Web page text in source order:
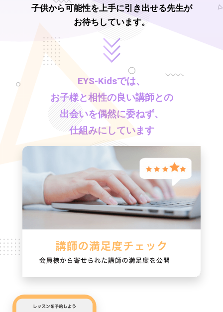
子供から可能性を上手に引き出せる先生が
お待ちしています。
EYS-Kidsでは、
お子様と相性の良い講師との
出会いを偶然に委ねず、
仕組みにしています